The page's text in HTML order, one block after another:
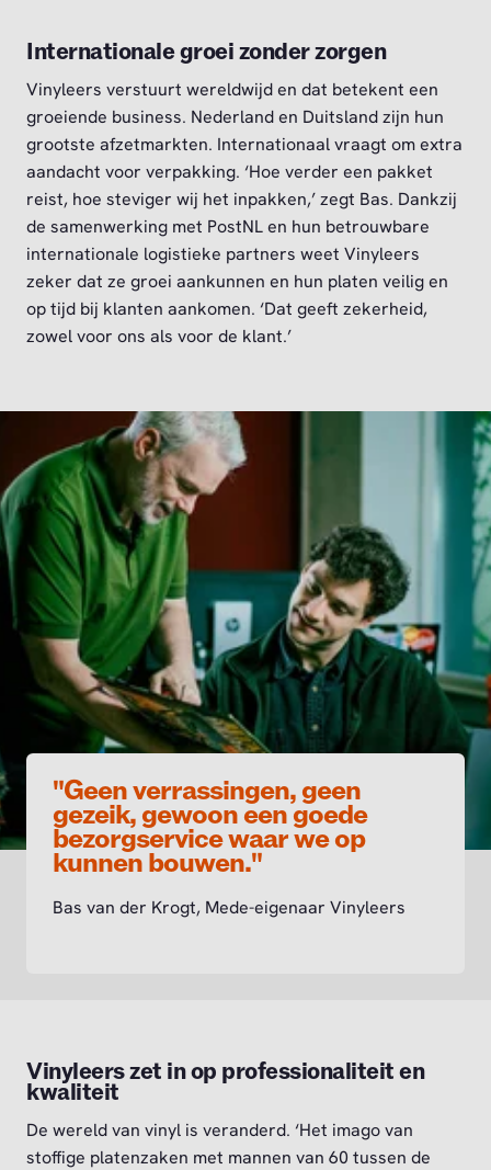
Internationale groei zonder zorgen
Vinyleers verstuurt wereldwijd en dat betekent een
groeiende business. Nederland en Duitsland zijn hun
grootste afzetmarkten. Internationaal vraagt om extra
aandacht voor verpakking. ‘Hoe verder een pakket
reist, hoe steviger wij het inpakken,’ zegt Bas. Dankzij
de samenwerking met PostNL en hun betrouwbare
internationale logistieke partners weet Vinyleers
zeker dat ze groei aankunnen en hun platen veilig en
op tijd bij klanten aankomen. ‘Dat geeft zekerheid,
zowel voor ons als voor de klant.’
"Geen verrassingen, geen
gezeik, gewoon een goede
bezorgservice waar we op
kunnen bouwen."
Bas van der Krogt, Mede-eigenaar Vinyleers
Vinyleers zet in op professionaliteit en
kwaliteit
De wereld van vinyl is veranderd. ‘Het imago van
stoffige platenzaken met mannen van 60 tussen de